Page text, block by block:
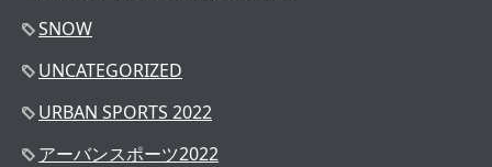
SNOW
UNCATEGORIZED
URBAN SPORTS 2022
アーバンスポーツ2022